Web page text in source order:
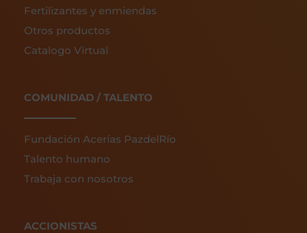
Fertilizantes y enmiendas
Otros productos
Catalogo Virtual
COMUNIDAD / TALENTO
Fundación Acerías PazdelRío
Talento humano
Trabaja con nosotros
ACCIONISTAS